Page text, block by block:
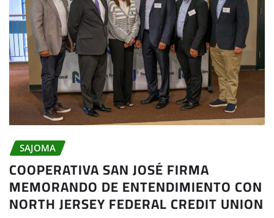
SAJOMA
COOPERATIVA SAN JOSÉ FIRMA
MEMORANDO DE ENTENDIMIENTO CON
NORTH JERSEY FEDERAL CREDIT UNION